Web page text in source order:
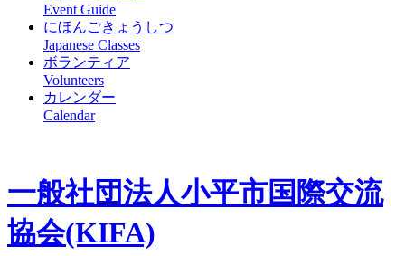
Event Guide
にほんごきょうしつ
Japanese Classes
ボランティア
Volunteers
カレンダー
Calendar
一般社団法人小平市国際交流
協会(KIFA)